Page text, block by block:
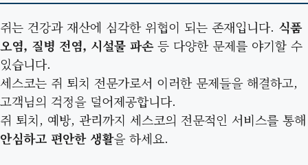
쥐는 건강과 재산에 심각한 위협이 되는 존재입니다. 식품
오염, 질병 전염, 시설물 파손등 다양한 문제를 야기할 수
있습니다.
세스코는 쥐 퇴치 전문가로서 이러한 문제들을 해결하고,
고객님의 걱정을 덜어제공합니다.
쥐 퇴치, 예방, 관리까지 세스코의 전문적인 서비스를 통해
안심하고 편안한 생활을 하세요.